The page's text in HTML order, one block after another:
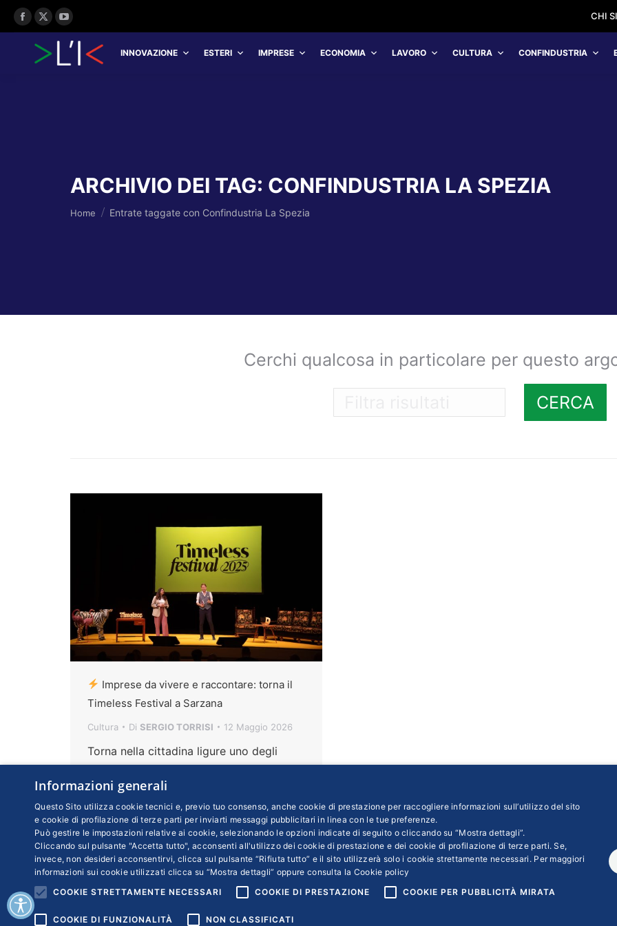
Facebook
page
opens
X
page
opens
YouTube
page
opens
CHI
INNOVAZIONE ESTERI IMPRESE ECONOMIA LAVORO CULTURA CONFINDUSTRIA
ARCHIVIO DEI TAG: CONFINDUSTRIA LA SPEZIA
Tu sei qui:
Home Entrate taggate con Confindustria La Spezia
Cerchi qualcosa in particolare per questo
CERCA
Imprese da vivere e raccontare: torna il
Timeless Festival a Sarzana
Cultura Di SERGIO TORRISI 12 Maggio 2026
Torna nella cittadina ligure uno degli
eventi più originali sulla cultura
d’impresa. Un’esperienza di tre giorni in
grado di creare un connubio tra visione
imprenditoriale, cultura e sinergia col
territorio.
Informazioni generali
Questo Sito utilizza cookie tecnici e, previo tuo consenso, anche cookie di prestazione per raccogliere informazioni sull’utilizzo del sito
e cookie di profilazione di terze parti per inviarti messaggi pubblicitari in linea con le tue preferenze.
Può gestire le impostazioni relative ai cookie, selezionando le opzioni indicate di seguito o cliccando su “Mostra dettagli”.
Cliccando sul pulsante "Accetta tutto", acconsenti all'utilizzo dei cookie di prestazione e dei cookie di profilazione di terze parti. Se,
invece, non desideri acconsentirvi, clicca sul pulsante “Rifiuta tutto” e il sito utilizzerà solo i cookie strettamente necessari. Per maggiori
informazioni sui cookie utilizzati clicca su “Mostra dettagli” oppure consulta la Cookie policy
COOKIE STRETTAMENTE NECESSARI
COOKIE DI PRESTAZIONE COOKIE PER PUBBLICITÀ MIRATA
COOKIE DI FUNZIONALITÀ NON CLASSIFICATI